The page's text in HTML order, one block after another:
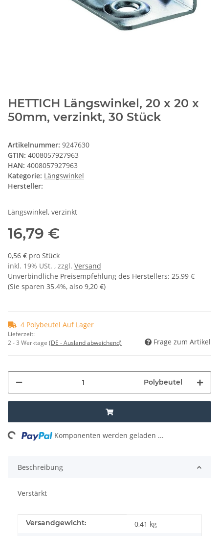
HETTICH Längswinkel, 20 x 20 x
50mm, verzinkt, 30 Stück
Artikelnummer: 9247630
GTIN: 4008057927963
HAN: 4008057927963
Kategorie: Längswinkel
Hersteller:
Längswinkel, verzinkt
16,79 €
0,56 € pro Stück
inkl. 19% USt. , zzgl. Versand
Unverbindliche Preisempfehlung des Herstellers: 25,99 €
(Sie sparen 35.4%, also 9,20 €)
4 Polybeutel Auf Lager
Lieferzeit:
2 - 3 Werktage (DE - Ausland abweichend) Frage zum Artikel
Polybeutel
Komponenten werden geladen ...
Beschreibung
Verstärkt
Produkteigenschaft
Wert
Versandgewicht: 0,41 kg